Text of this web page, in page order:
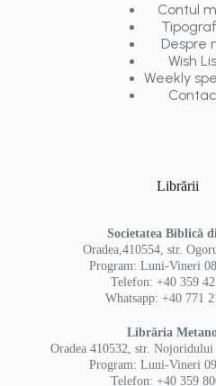
Contul
Despre
Wish
Weekly
Librării
Societatea Biblică
Oradea,410554, str.
Program: Luni-Vineri
Telefon: +40 359
Whatsapp: +40 771
Librăria
Oradea 410532, str.
Program: Luni-Vineri
Telefon: +40 359